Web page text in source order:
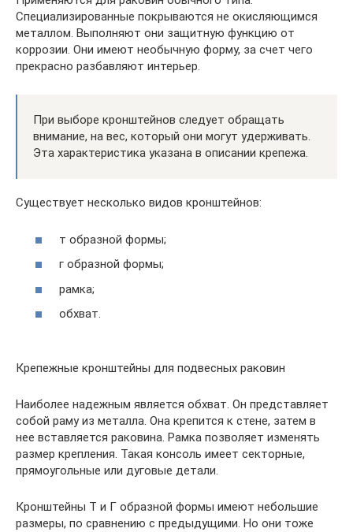
Специализированные покрываются не окисляющимся
металлом. Выполняют они защитную функцию от
коррозии. Они имеют необычную форму, за счет чего
прекрасно разбавляют интерьер.
При выборе кронштейнов следует обращать
внимание, на вес, который они могут удерживать.
Эта характеристика указана в описании крепежа.
Существует несколько видов кронштейнов:
т образной формы;
г образной формы;
рамка;
обхват.
Крепежные кронштейны для подвесных раковин
Наиболее надежным является обхват. Он представляет
собой раму из металла. Она крепится к стене, затем в
нее вставляется раковина. Рамка позволяет изменять
размер крепления. Такая консоль имеет секторные,
прямоугольные или дуговые детали.
Кронштейны Т и Г образной формы имеют небольшие
размеры, по сравнению с предыдущими. Но они тоже